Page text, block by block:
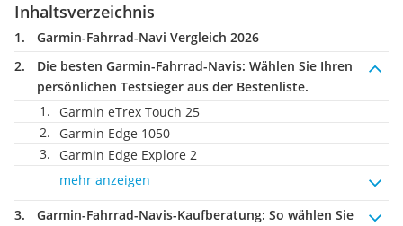
Inhaltsverzeichnis
Garmin-Fahrrad-Navi Vergleich 2026
Die besten Garmin-Fahrrad-Navis: Wählen Sie Ihren
persönlichen Testsieger aus der Bestenliste.
Garmin eTrex Touch 25
Garmin Edge 1050
Garmin Edge Explore 2
mehr anzeigen
Garmin-Fahrrad-Navis-Kaufberatung: So wählen Sie